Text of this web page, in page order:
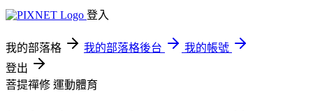
登入
我的部落格 我的部落格後台
我的帳號
登出
菩提禪修 運動體育